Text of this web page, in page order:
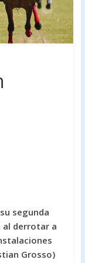
segunda
derrotar a
Grosso)